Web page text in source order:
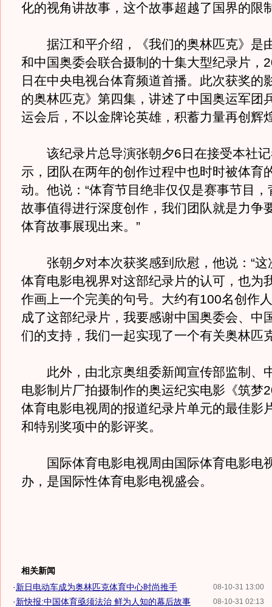
化的视角讲故事，这个故事超越了国界的限
据江和平介绍，《我们的奥林匹克》是
和中国奥委会联合摄制的十集大型纪录片，
日在中央电视台体育频道首播。此次获奖的
的奥林匹克》第四集，讲述了中国奥运军团
运会后，不以金牌论英雄，积蓄力量再创辉
该纪录片总导演张朝夕6日在接受本社记
示，团队在两年的创作过程中也时时被体育
动。他说：“体育节目绝非仅仅是赛事节目
故事值得进行深度创作，我们团队就是力争
体育故事展现出来。”
张朝夕对本次获奖感到欣慰，他说：“这
体育电影电视界对这部纪录片的认可，也为
作画上一个完美的句号。大约有100名创作
成了这部纪录片，我要感谢中国奥委会、中
们的支持，我们一起实现了一个有关奥林匹
此外，由北京奥组委新闻宣传部监制、
电影制片厂拍摄制作的奥运纪实电影《筑梦
体育电影电视周的报道纪录片单元的最佳影
和特别奖项中的影评奖。
国际体育电影电视周由国际体育电影电
办，是国际性体育电影电视盛会。
相关新闻
08-10-31 13:00
·新日电动车成为奥林匹克体育中心时尚推手
08-10-31 02:13
·新快报:中国体育亟须法治 鲜为人知的幕后故事